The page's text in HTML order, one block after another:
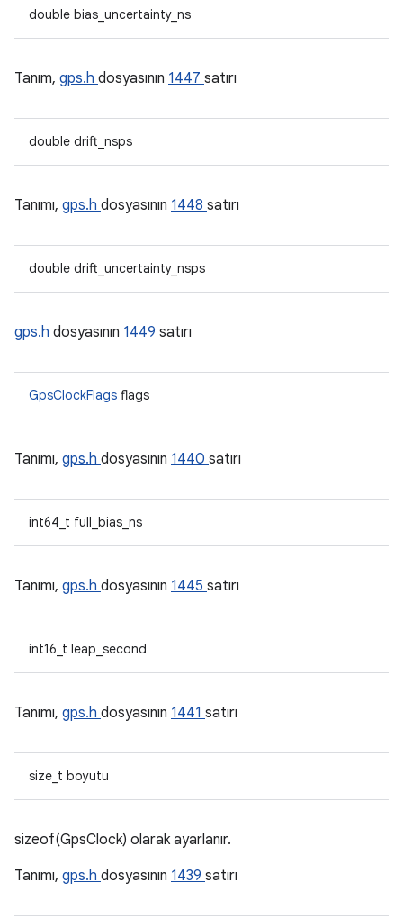
double bias_uncertainty_ns
Tanım, gps.h dosyasının 1447 satırı
double drift_nsps
Tanımı, gps.h dosyasının 1448 satırı
double drift_uncertainty_nsps
gps.h dosyasının 1449 satırı
GpsClockFlags flags
Tanımı, gps.h dosyasının 1440 satırı
int64_t full_bias_ns
Tanımı, gps.h dosyasının 1445 satırı
int16_t leap_second
Tanımı, gps.h dosyasının 1441 satırı
size_t boyutu
sizeof(GpsClock) olarak ayarlanır.
Tanımı, gps.h dosyasının 1439 satırı